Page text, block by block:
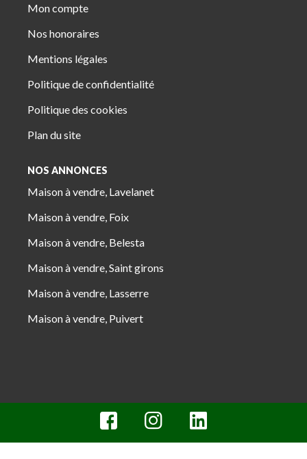
Mon compte
Nos honoraires
Mentions légales
Politique de confidentialité
Politique des cookies
Plan du site
NOS ANNONCES
Maison à vendre, Lavelanet
Maison à vendre, Foix
Maison à vendre, Belesta
Maison à vendre, Saint girons
Maison à vendre, Lasserre
Maison à vendre, Puivert